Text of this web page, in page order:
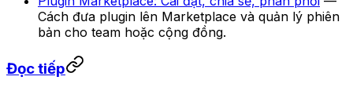
Cách đưa plugin lên Marketplace và quản lý phiên
bản cho team hoặc cộng đồng.
Đọc tiếp